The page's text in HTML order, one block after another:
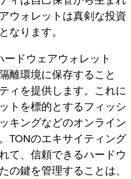
ウォレットは真剣な投資
なります。
ドウェアウォレット
離環境に保存すること
ィを提供します。これに
トを標的とするフィッシ
キングなどのオンライン
TONのエキサイティング
て、信頼できるハードウ
の鍵を管理することは、